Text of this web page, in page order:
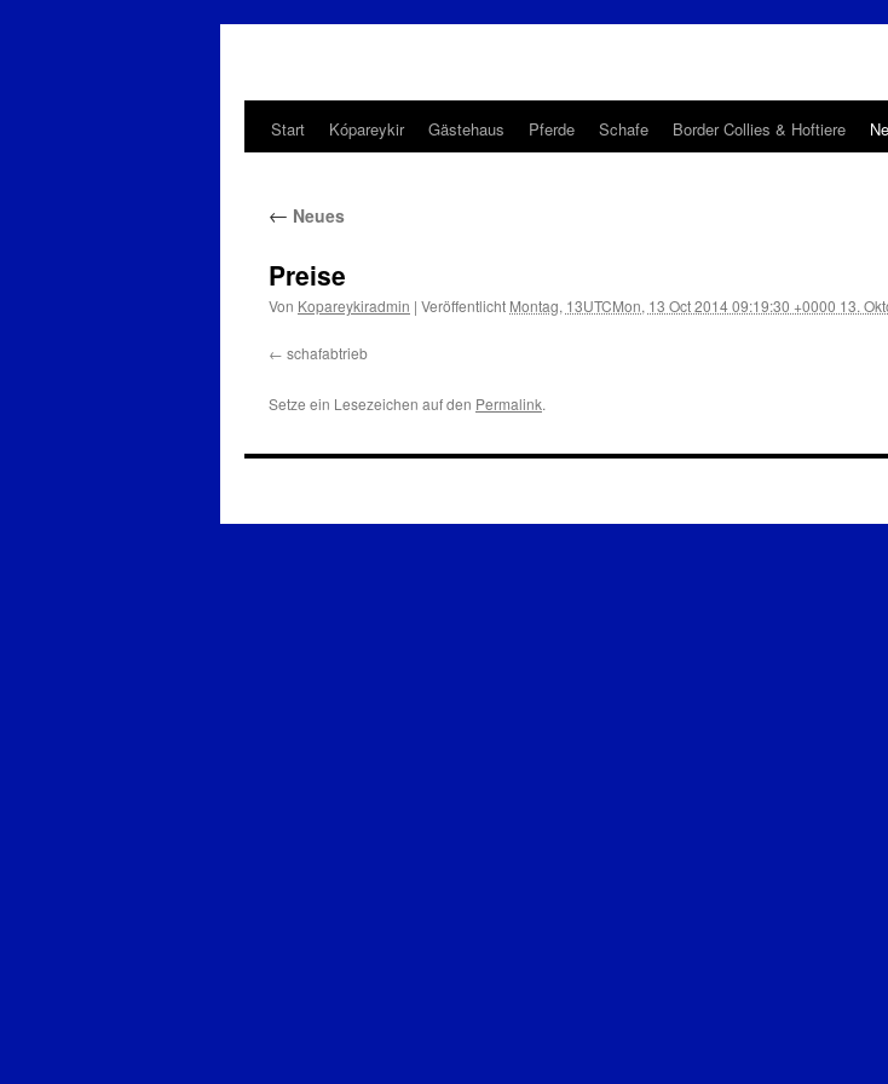
Zum
springen
Start Kópareykir Gästehaus Pferde Schafe Border Collies & Hoftiere
← Neues
Preise
Von Kopareykiradmin | Veröffentlicht Montag, 13UTCMon, 13 Oct 2014 09:19:30 +0000 13.
schafabtrieb
Setze ein Lesezeichen auf den Permalink.